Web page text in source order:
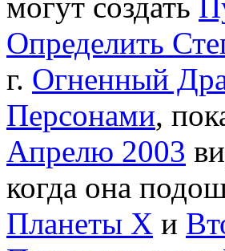
Определить
г. Огненный
Персонами,
Апрелю 2003
когда она
Планеты X и